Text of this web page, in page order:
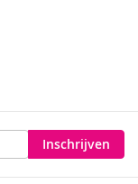
Inschrijven